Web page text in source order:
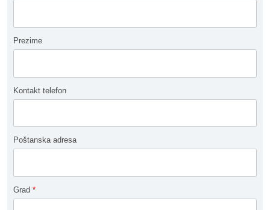
Prezime
Kontakt telefon
Poštanska adresa
Grad *